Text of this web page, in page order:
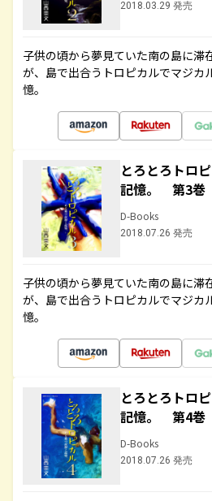
2018.03.29 発売
子供の頃から夢見ていた南の島に滞
が、島で出合うトロピカルでマジカ
憶。
とろとろトロ
記憶。 第3巻
D-Books
2018.07.26 発売
子供の頃から夢見ていた南の島に滞
が、島で出合うトロピカルでマジカ
憶。
とろとろトロ
記憶。 第4巻
D-Books
2018.07.26 発売